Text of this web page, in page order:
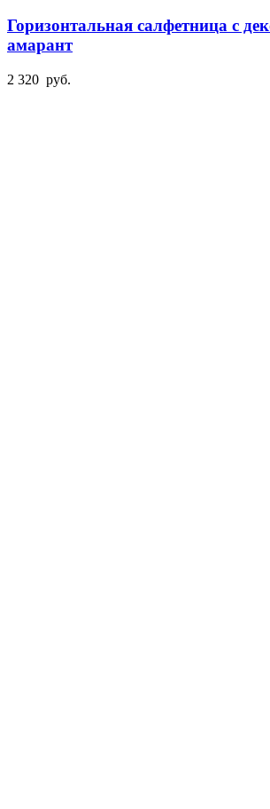
Горизонтальная салфетница с
амарант
2 320 руб.